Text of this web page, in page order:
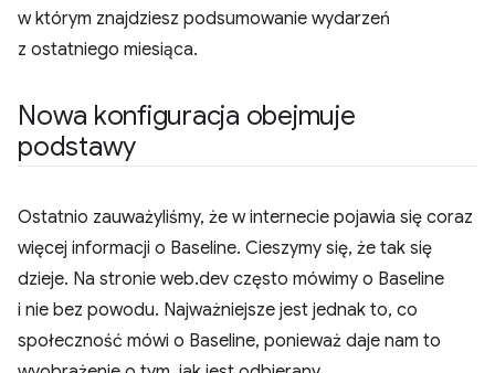
w którym znajdziesz podsumowanie wydarzeń
z ostatniego miesiąca.
Nowa konfiguracja obejmuje
podstawy
Ostatnio zauważyliśmy, że w internecie pojawia się coraz
więcej informacji o Baseline. Cieszymy się, że tak się
dzieje. Na stronie web.dev często mówimy o Baseline
i nie bez powodu. Najważniejsze jest jednak to, co
społeczność mówi o Baseline, ponieważ daje nam to